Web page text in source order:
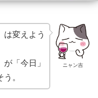
ニャン吉
は変えよう
「今日」
。